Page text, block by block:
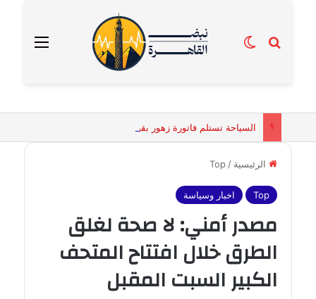
القائمة بحث عنالوضع المظلم
الرئيسية /
Top
Top اخبار وسياسة
مصدر أمني: لا صحة لغلق
الطرق خلال افتتاح المتحف
الكبير السبت المقبل